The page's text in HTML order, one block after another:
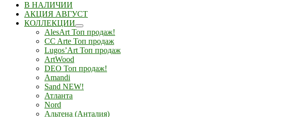
В НАЛИЧИИ
АКЦИЯ АВГУСТ
КОЛЛЕКЦИИ
AlesArt Топ продаж!
CC Arte Топ продаж
Lugos’Art Топ продаж
ArtWood
DEO Топ продаж!
Amandi
Sand NEW!
Атланта
Nord
Альтена (Анталия)